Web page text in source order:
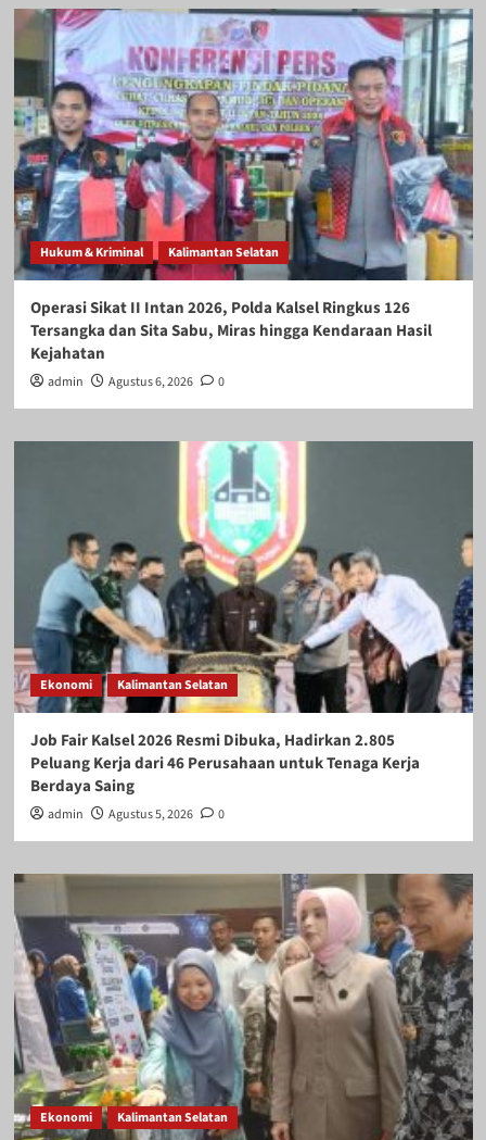
Hukum & Kriminal Kalimantan Selatan
Operasi Sikat II Intan 2026, Polda Kalsel Ringkus 126
Tersangka dan Sita Sabu, Miras hingga Kendaraan Hasil
Kejahatan
admin Agustus 6, 2026 0
Ekonomi Kalimantan Selatan
Job Fair Kalsel 2026 Resmi Dibuka, Hadirkan 2.805
Peluang Kerja dari 46 Perusahaan untuk Tenaga Kerja
Berdaya Saing
admin Agustus 5, 2026 0
Ekonomi Kalimantan Selatan